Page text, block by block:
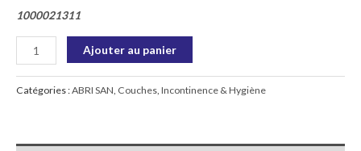
1000021311
Ajouter au panier
Catégories :ABRI SAN Couches Incontinence & Hygiène